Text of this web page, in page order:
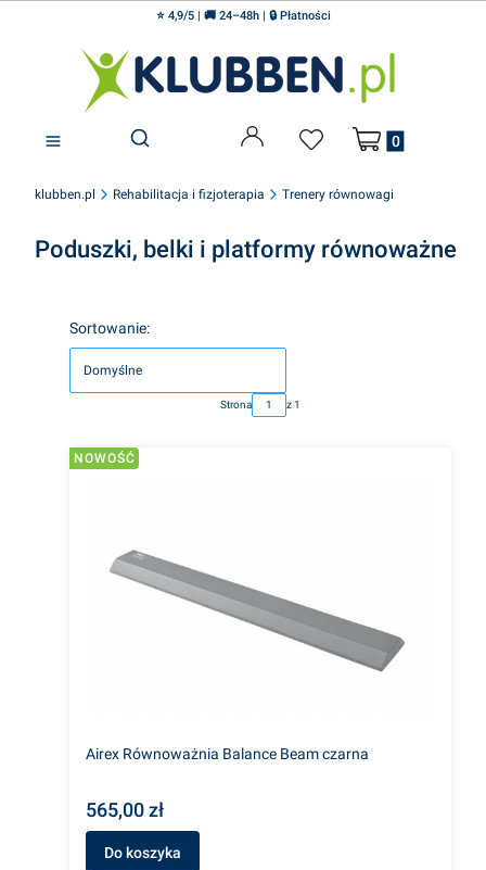
⭐ 4,9/5 | 🚚 24–48h | 🔒 Płatności
Otwórz wyszukiwarkę
Produkty w
klubben.pl Rehabilitacja i fizjoterapia Trenery równowagi
Poduszki, belki i platformy równoważne
Lista produktów
Sortowanie:
Domyślne
Strona z 1
NOWOŚĆ
Airex Równoważnia Balance Beam czarna
565,00 zł
Do koszyka